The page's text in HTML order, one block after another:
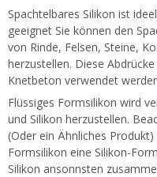
Spachtelbares Silikon ist
geeignet Sie können den
von Rinde, Felsen, Steine,
herzustellen. Diese
Knetbeton verwendet
Flüssiges Formsilikon wird
und Silikon herzustellen.
(Oder ein Ähnliches
Formsilikon eine Silikon-
Silikon ansonnsten